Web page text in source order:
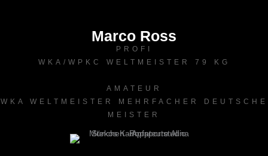
Marco Ross
PROFI
WKA/WPKC WELTMEISTER 79 KG
AMATEUR
WKA WELTMEISTER MEHRFACHER DEUTSCHE
MEISTER